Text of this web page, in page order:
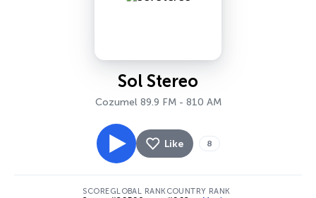
Sol Stereo
Cozumel 89.9 FM - 810 AM
Like 8
SCOREGLOBAL RANKCOUNTRY RANK